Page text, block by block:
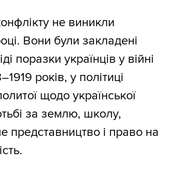
не виникли
Вони були закладені
поразки українців у війні
років, у політиці
щодо української
за землю, школу,
представництво і право на